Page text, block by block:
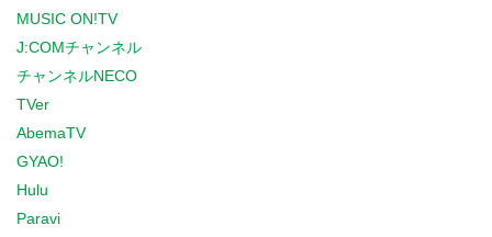
MUSIC ON!TV
J:COMチャンネル
チャンネルNECO
TVer
AbemaTV
GYAO!
Hulu
Paravi